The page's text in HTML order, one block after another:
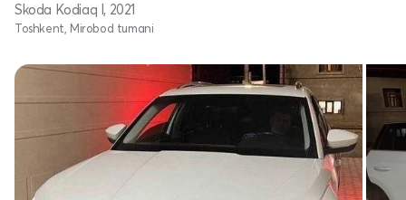
Skoda Kodiaq I, 2021
Toshkent, Mirobod tumani